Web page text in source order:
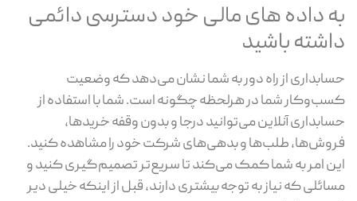
به داده های مالی خود دسترسی دائمی
داشته باشید
حسابداری از راه دور به شما نشان می‌دهد که وضعیت
کسب‌وکار شما در هرلحظه چگونه است. شما با استفاده از
حسابداری آنلاین می‌توانید درجا و بدون وقفه خریدها،
فروش‌ها، طلب‌ها و بدهی‌های شرکت خود را مشاهده کنید.
این امر به شما کمک می‌کند تا سریع‌تر تصمیم‌گیری کنید و
مسائلی که نیاز به توجه بیشتری دارند، قبل از اینکه خیلی دیر